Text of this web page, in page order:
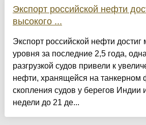
Экспорт российской нефти
высокого ...
Экспорт российской нефти достиг
уровня за последние 2,5 года,
разгрузкой судов привели к
нефти, хранящейся на танкерном
скопления судов у берегов Индии
недели до 21 де...